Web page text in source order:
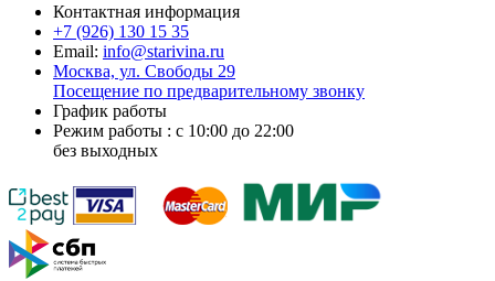
Контактная информация
+7 (926) 130 15 35
Email: info@starivina.ru
Москва, ул. Свободы 29
Посещение по предварительному звонку
График работы
Режим работы : с 10:00 до 22:00
без выходных